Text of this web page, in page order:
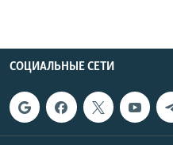
СОЦИАЛЬНЫЕ СЕТИ